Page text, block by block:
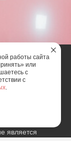
группа
является
работы сайта
или
с
с
.